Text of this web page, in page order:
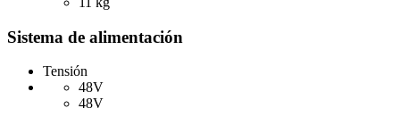
Sistema de alimentación
Tensión
48V
48V